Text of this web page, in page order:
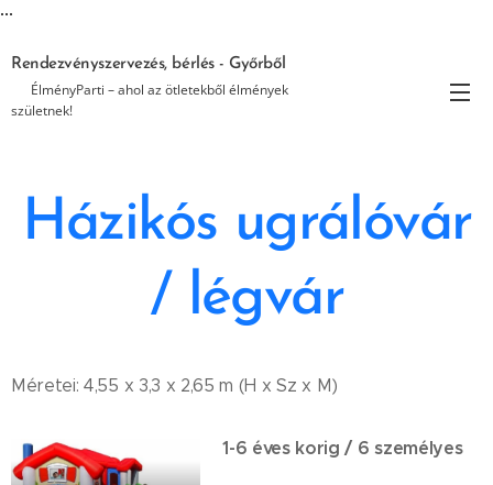
...
Rendezvényszervezés, bérlés - Győrből
🎉 ÉlményParti – ahol az ötletekből élmények
születnek!
Házikós ugrálóvár
/ légvár
Méretei: 4,55 x 3,3 x 2,65 m (H x Sz x M)
1-6 éves korig / 6 személyes